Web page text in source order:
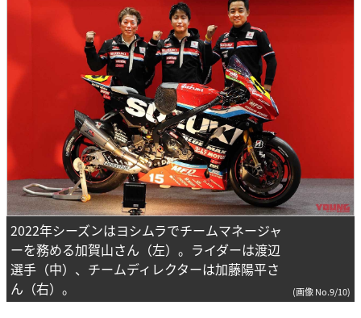
2022年シーズンはヨシムラでチームマネージャ
ーを務める加賀山さん（左）。ライダーは渡辺
選手（中）、チームディレクターは加藤陽平さ
ん（右）。
(画像 No.9/10)